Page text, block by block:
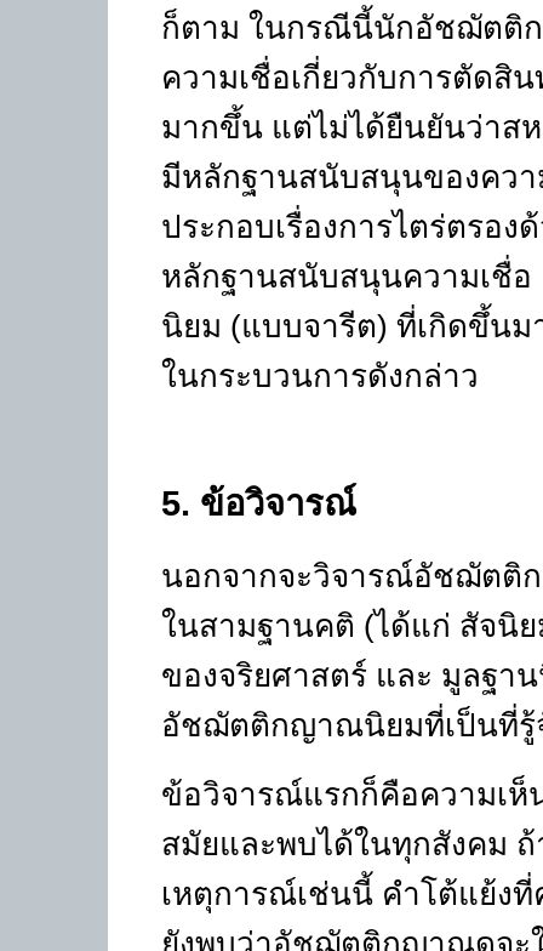
ก็ตาม ในกรณีนี้นักอัชฌัตติ
ความเชื่อเกี่ยวกับการตัดสิ
มากขึ้น แต่ไม่ได้ยืนยันว่าส
มีหลักฐานสนับสนุนของควา
ประกอบเรื่องการไตร่ตรอง
หลักฐานสนับสนุนความเชื่
นิยม (แบบจารีต) ที่เกิดขึ้น
ในกระบวนการดังกล่าว
5. ข้อวิจารณ์
นอกจากจะวิจารณ์อัชฌัตติ
ในสามฐานคติ (ได้แก่ สัจนิย
ของจริยศาสตร์ และ มูลฐา
อัชฌัตติกญาณนิยมที่เป็นที่รู้
ข้อวิจารณ์แรกก็คือความเห็
สมัยและพบได้ในทุกสังคม
เหตุการณ์เช่นนี้ คำโต้แย้ง
ยังพบว่าอัชฌัตติกญาณดูจะ